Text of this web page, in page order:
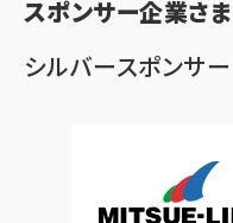
ず
スポンサー企業さま
シルバースポンサー